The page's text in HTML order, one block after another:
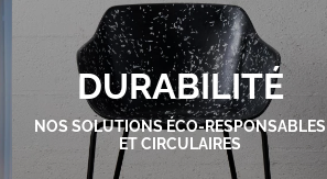
DURABILITÉ
NOS SOLUTIONS ÉCO-RESPONSABLES
ET CIRCULAIRES